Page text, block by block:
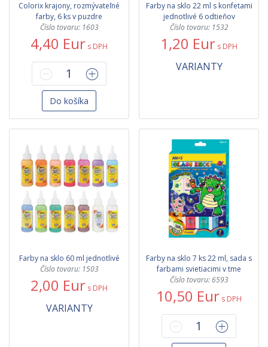
Colorix krajony, rozmývateľné
farby, 6 ks v puzdre
Číslo tovaru: 1603
4,40 Eur s DPH
Do košíka
Farby na sklo 22 ml s konfetami
jednotlivé 6 odtieňov
Číslo tovaru: 1532
1,20 Eur s DPH
VARIANTY
Farby na sklo 60 ml jednotlivé
Číslo tovaru: 1503
2,00 Eur s DPH
VARIANTY
Farby na sklo 7 ks 22 ml, sada s
farbami svietiacimi v tme
Číslo tovaru: 6593
10,50 Eur s DPH